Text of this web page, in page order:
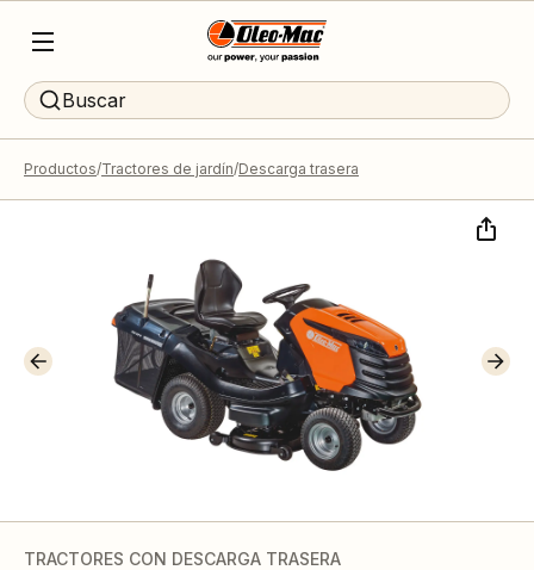
Buscar
Productos Tractores de jardín Descarga trasera
TRACTORES CON DESCARGA TRASERA